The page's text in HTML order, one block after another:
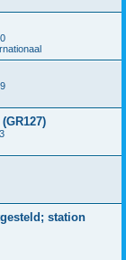
station